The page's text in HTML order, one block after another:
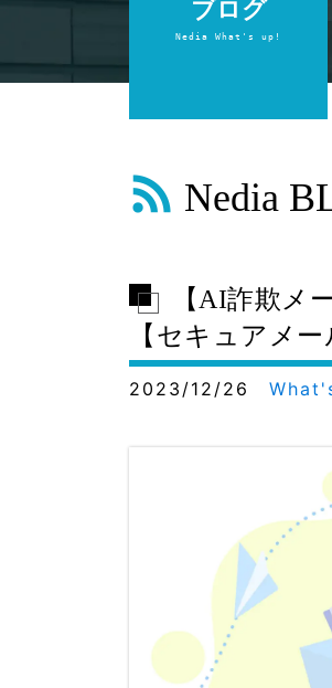
ブログ
Nedia What's up!
Nedia
【AI詐欺メ
【セキュアメー
2023/12/26